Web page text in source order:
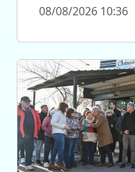
08/08/2026 10:36